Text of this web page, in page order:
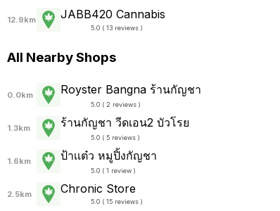
12.9km JABB420 Cannabis
5.0 ( 13 reviews )
All Nearby Shops
0.0km Royster Bangna ร้านกัญชา
5.0 ( 2 reviews )
1.3km ร้านกัญชา วีดเอน2 บัวโรย
5.0 ( 5 reviews )
1.6km ป้าเเต๋ว หมูปิ้งกัญชา
5.0 ( 1 review )
2.5km Chronic Store
5.0 ( 15 reviews )